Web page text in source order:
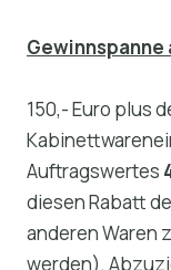
Gewinnspanne
150,- Euro plus
Auftragswertes
diesen Rabatt
anderen Waren
werden).